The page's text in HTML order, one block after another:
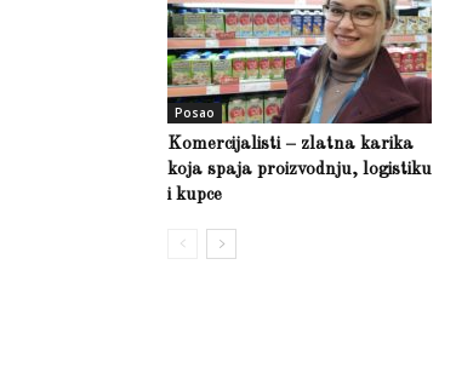
Posao
Komercijalisti – zlatna karika
koja spaja proizvodnju, logistiku
i kupce